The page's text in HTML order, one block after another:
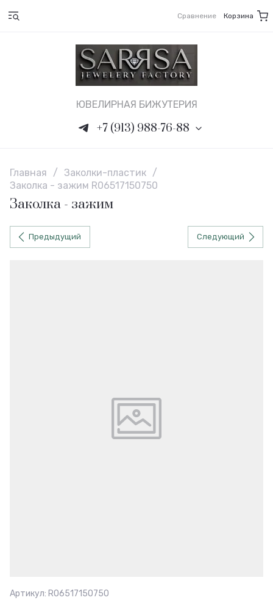
Сравнение Корзина
ЮВЕЛИРНАЯ БИЖУТЕРИЯ
+7 (913) 988-76-88
Главная / Заколки-пластик /
Заколка - зажим R06517150750
Заколка - зажим
Предыдущий Следующий
Артикул: R06517150750